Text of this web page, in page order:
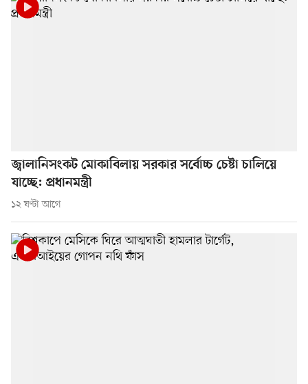
জ্বালানিসংকট মোকাবিলায় সরকার সর্বোচ্চ চেষ্টা চালিয়ে
যাচ্ছে: প্রধানমন্ত্রী
১২ ঘণ্টা আগে